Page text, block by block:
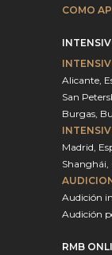
COMO
Alicante,
San
Burgas,
Madrid,
Shanghái,
Audición
Audición
RMB